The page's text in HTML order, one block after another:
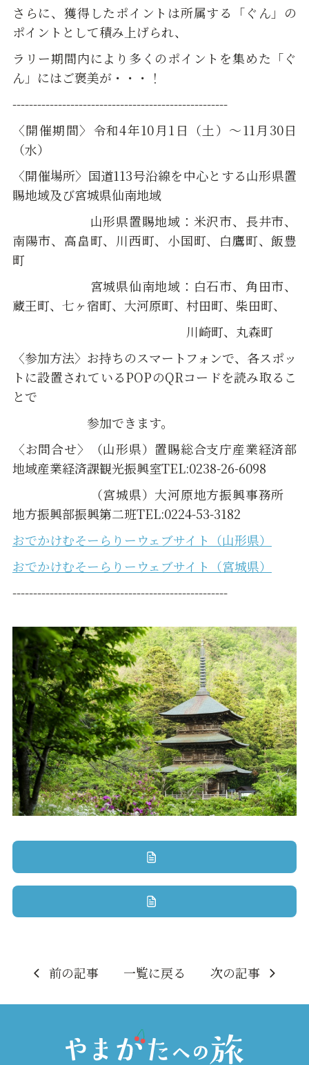
さらに、獲得したポイントは所属する「ぐん」の
ポイントとして積み上げられ、
ラリー期間内により多くのポイントを集めた「ぐ
ん」にはご褒美が・・・！
----------------------------------------------------
〈開催期間〉令和4年10月1日（土）～11月30日
（水）
〈開催場所〉国道113号沿線を中心とする山形県置
賜地域及び宮城県仙南地域
山形県置賜地域：米沢市、長井市、
南陽市、高畠町、川西町、小国町、白鷹町、飯豊
町
宮城県仙南地域：白石市、角田市、
蔵王町、七ヶ宿町、大河原町、村田町、柴田町、
川崎町、丸森町
〈参加方法〉お持ちのスマートフォンで、各スポッ
トに設置されているPOPのQRコードを読み取るこ
とで
参加できます。
〈お問合せ〉（山形県）置賜総合支庁産業経済部
地域産業経済課観光振興室TEL:0238-26-6098
（宮城県）大河原地方振興事務所
地方振興部振興第二班TEL:0224-53-3182
おでかけむそーらりーウェブサイト（山形県）
おでかけむそーらりーウェブサイト（宮城県）
----------------------------------------------------
前の記事 一覧に戻る 次の記事